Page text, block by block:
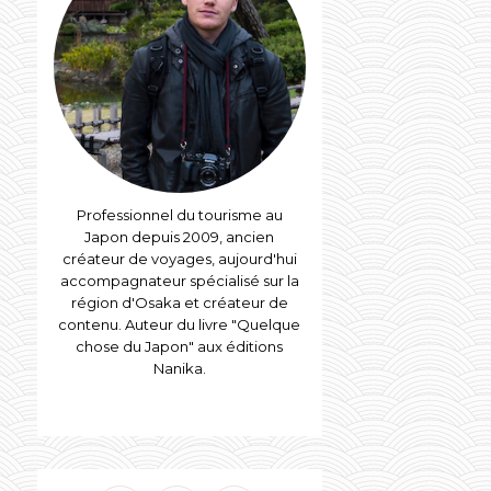
Professionnel du tourisme au
Japon depuis 2009, ancien
créateur de voyages, aujourd'hui
accompagnateur spécialisé sur la
région d'Osaka et créateur de
contenu. Auteur du livre "Quelque
chose du Japon" aux éditions
Nanika.